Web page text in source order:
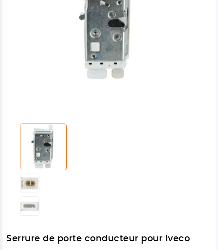
Serrure de porte conducteur pour Iveco